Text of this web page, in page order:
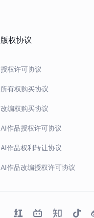
版权协议
授权许可协议
所有权购买协议
改编权购买协议
AI作品授权许可协议
AI作品权利转让协议
AI作品改编授权许可协议